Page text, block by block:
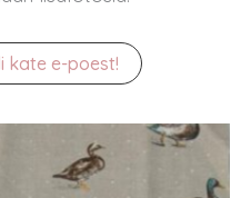
kate e-poest!